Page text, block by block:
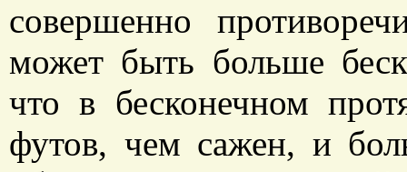
совершенно
может быть больше
что в бесконечном
футов, чем сажен, и